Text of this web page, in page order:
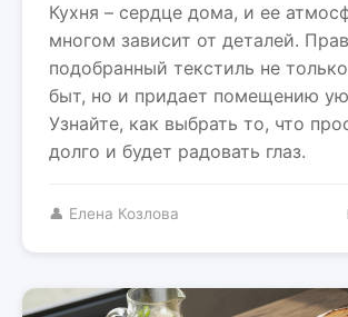
Кухня – сердце дома, и ее
многом зависит от деталей.
подобранный текстиль не
быт, но и придает помещению
Узнайте, как выбрать то, что
долго и будет радовать глаз.
👤 Елена Козлова